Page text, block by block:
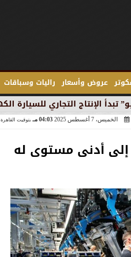
عروض وأسعار راليات وسباقات
الكهربائية ”آي 3” في ميونخ
الخميس، 7 أغسطس 2025 04:03 مـ بتوقيت القاهرة
إلى أدنى مستوى له